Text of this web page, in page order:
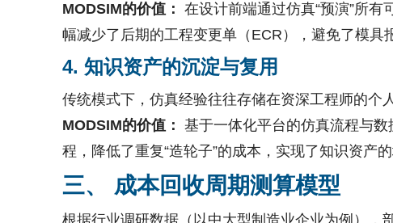
MODSIM的价值： 在设计前端通过仿真“预演”所
幅减少了后期的工程变更单（ECR），避免了模具
4. 知识资产的沉淀与复用
传统模式下，仿真经验往往存储在资深工程师的个
MODSIM的价值： 基于一体化平台的仿真流程与
程，降低了重复“造轮子”的成本，实现了知识资产的
三、 成本回收周期测算模型
根据行业调研数据（以中大型制造业企业为例），